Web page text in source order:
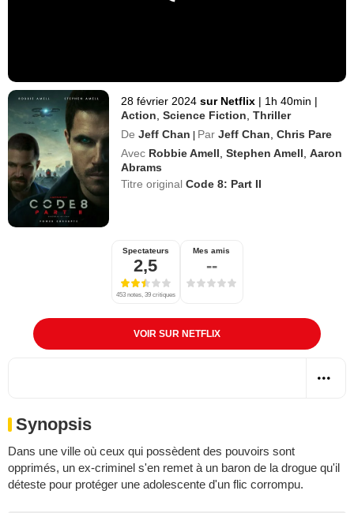
28 février 2024 sur Netflix | 1h 40min |
Action ,Science Fiction ,Thriller
De Jeff Chan | Par Jeff Chan ,Chris Pare
Avec Robbie Amell ,Stephen Amell ,Aaron
Abrams
Titre originalCode 8: Part II
Spectateurs
2,5
453 notes, 39 critiques
Mes amis
--
VOIR SUR NETFLIX
Synopsis
Dans une ville où ceux qui possèdent des pouvoirs sont
opprimés, un ex-criminel s'en remet à un baron de la drogue qu'il
déteste pour protéger une adolescente d'un flic corrompu.